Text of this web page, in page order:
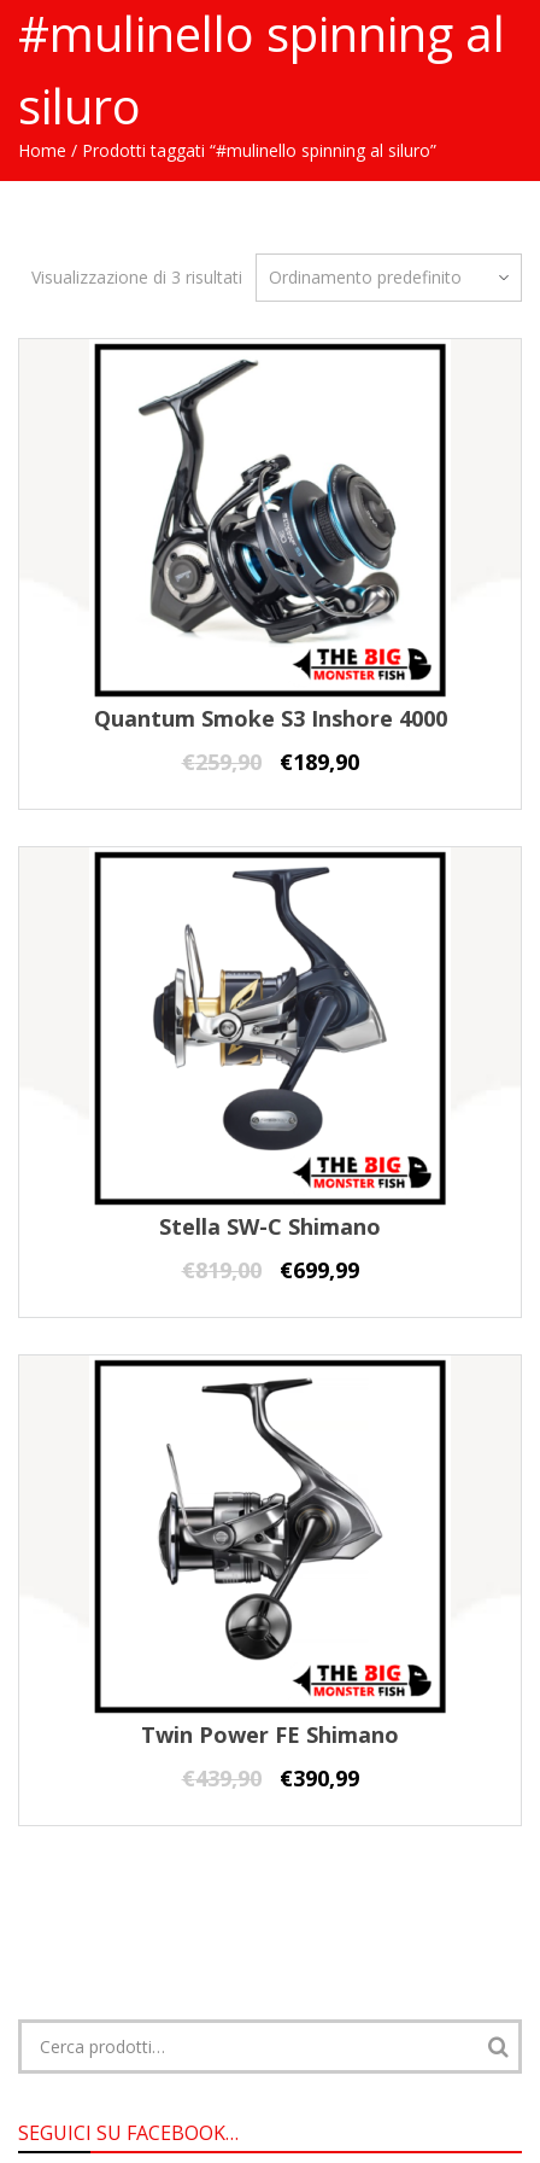
#mulinello spinning al
siluro
Home / Prodotti taggati “#mulinello spinning al siluro”
Visualizzazione di 3 risultati
Quantum Smoke S3 Inshore 4000
€259,90 €189,90
Stella SW-C Shimano
€819,00 €699,99
Twin Power FE Shimano
€439,90 €390,99
Cerca:
SEGUICI SU FACEBOOK…